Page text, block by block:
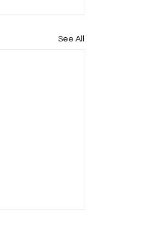
See All